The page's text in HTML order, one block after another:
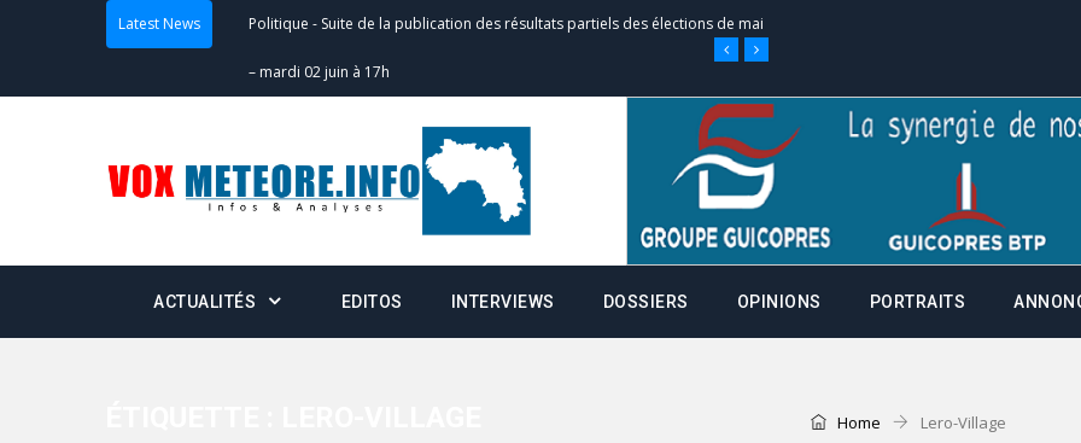
Latest News – mardi 02 juin à 17h
Politique- Scrutins : la DGE active un centre d’appel, joignable au 105, ouvert
Actualités-Double scrutin du 31 mai : fin des campagnes ce jeudi 28 mai à
minuit
Actualités-Communiqué relatif à la délivrance de la fiche de procuration
Politique Convocation des membres des Commissions Administratives de
ACTUALITÉS EDITOS INTERVIEWS DOSSIERS OPINIONS PORTRAITS
Home Lero-Village